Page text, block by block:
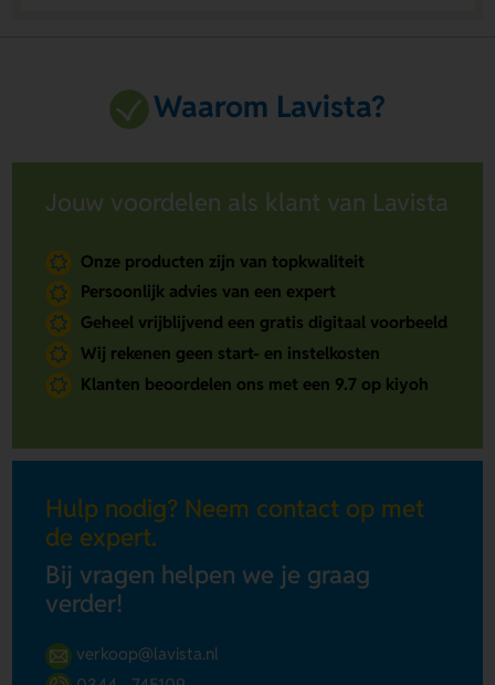
Waarom Lavista?
Jouw voordelen als klant van Lavista
Onze producten zijn van topkwaliteit
Persoonlijk advies van een expert
Geheel vrijblijvend een gratis digitaal voorbeeld
Wij rekenen geen start- en instelkosten
Klanten beoordelen ons met een 9.7 op kiyoh
Hulp nodig? Neem contact op met
de expert.
Bij vragen helpen we je graag
verder!
verkoop@lavista.nl